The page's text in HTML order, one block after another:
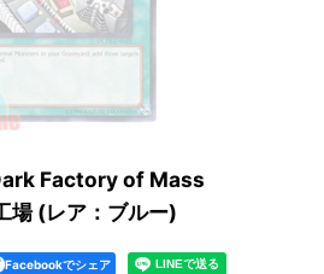
Factory of Mass
(レア：ブルー)
Facebookでシェア